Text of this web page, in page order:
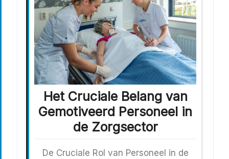
Het Cruciale Belang van
Gemotiveerd Personeel in
de Zorgsector
De Cruciale Rol van Personeel in de